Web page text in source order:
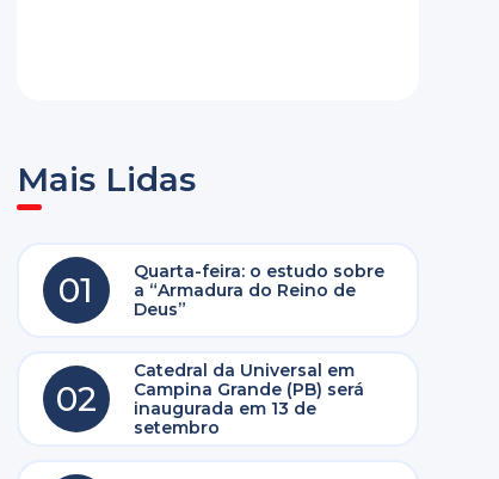
Mais Lidas
01
Quarta-feira: o estudo sobre
a “Armadura do Reino de
Deus”
02
Catedral da Universal em
Campina Grande (PB) será
inaugurada em 13 de
setembro